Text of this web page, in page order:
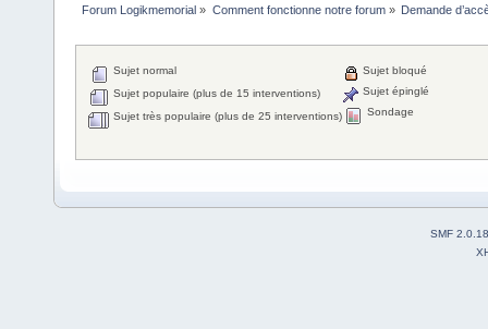
Forum Logikmemorial » Comment fonctionne notre forum» Demande
Sujet normal
Sujet populaire (plus de 15 interventions)
Sujet très populaire (plus de 25 interventions)
Sujet bloqué
Sujet épinglé
Sondage
SMF 2.0.18